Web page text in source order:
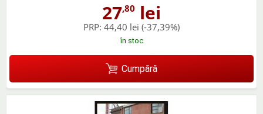
27,80 lei
PRP: 44,40 lei (-37,39%)
în stoc
Cumpără